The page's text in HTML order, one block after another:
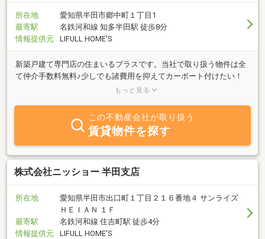
所在地
愛知県半田市郷中町１丁目1
最寄駅
名鉄河和線 知多半田駅 徒歩8分
情報提供元
LIFULL HOME'S
新築戸建て専門店の住まいるプラスです。当社で取り扱う物件は全
て仲介手数料無料♪少しでも諸費用を抑えてカーポート付けたい！
なんてお客様は住まいるプラスにお任せください！聞くだけOK見る
もっと見る
この不動産会社が取り扱う
賃貸物件を探す
株式会社ニッショー 半田支店
所在地
愛知県半田市出口町１丁目２１６番地４ サンライズ
ＨＥＩＡＮ １Ｆ
最寄駅
名鉄河和線 住吉町駅 徒歩4分
情報提供元
LIFULL HOME'S